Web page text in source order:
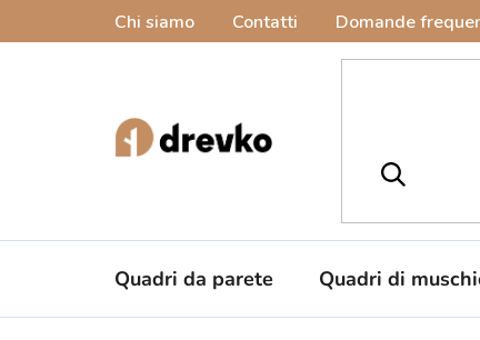
Chi siamo Contatti Domande
Quadri da parete Quadri di